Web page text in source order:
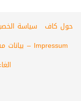
حول كاف سياسة
Impressum – بيانات مشغّل الموقع